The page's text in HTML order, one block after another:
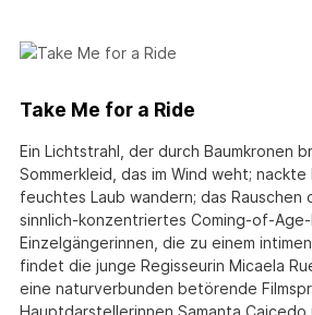
Take Me for a Ride
Ein Lichtstrahl, der durch Baumkronen
Sommerkleid, das im Wind weht;
feuchtes Laub wandern; das Rauschen
sinnlich-konzentriertes Coming-of-
Einzelgängerinnen, die zu einem
findet die junge Regisseurin Micaela
eine naturverbunden betörende